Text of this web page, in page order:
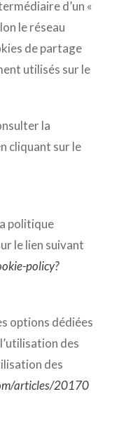
d’un «
le réseau
de partage
utilisés sur le
la
cliquant sur le
politique
le lien suivant
policy?
options dédiées
des
des
articles/20170